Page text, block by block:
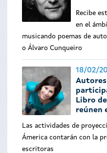
Recibe
en el
musicando poemas de
o Álvaro Cunqueiro
18/02/
Libro
reúnen
Las actividades de
Ámerica contarán con la
escritoras